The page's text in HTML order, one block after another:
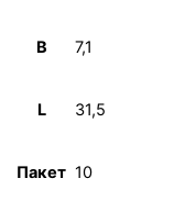
B 7,1
L 31,5
Пакет 10